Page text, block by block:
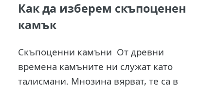
Как да изберем скъпоценен
камък
Скъпоценни камъни От древни
времена камъните ни служат като
талисмани. Мнозина вярват, те са в